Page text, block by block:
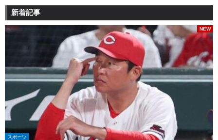
新着記事
スポーツ
NEW